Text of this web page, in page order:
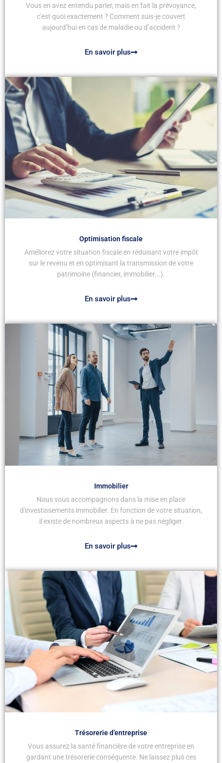
Vous en avez entendu parler, mais en fait la prévoyance,
c'est quoi exactement ? Comment suis-je couvert
aujourd’hui en cas de maladie ou d’accident ?
En savoir plus
Optimisation fiscale
Améliorez votre situation fiscale en réduisant votre impôt
sur le revenu et en optimisant la transmission de votre
patrimoine (financier, immobilier...).
En savoir plus
Immobilier
Nous vous accompagnons dans la mise en place
d'investissements immobilier. En fonction de votre situation,
il existe de nombreux aspects à ne pas négliger.
En savoir plus
Trésorerie d’entreprise
Vous assurez la santé financière de votre entreprise en
gardant une trésorerie conséquente. Ne laissez plus ces